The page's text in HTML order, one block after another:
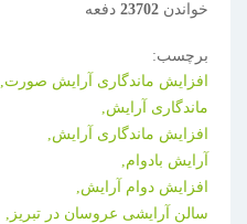
خواندن 23702 دفعه
برچسب:
افزایش ماندگاری آرایش صورت,
ماندگاری آرایش,
افزایش ماندگاری آرایش,
آرایش بادوام,
افزایش دوام آرایش,
سالن آرایشی عروسان در تبریز,